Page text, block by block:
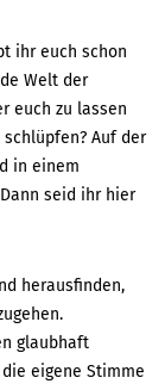
ihr euch schon
Welt der
euch zu lassen
Auf der
in einem
seid ihr hier
herausfinden,
glaubhaft
eigene Stimme